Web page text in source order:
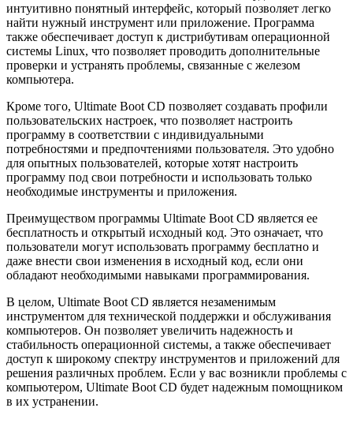
интуитивно понятный интерфейс, который позволяет легко
найти нужный инструмент или приложение. Программа
также обеспечивает доступ к дистрибутивам операционной
системы Linux, что позволяет проводить дополнительные
проверки и устранять проблемы, связанные с железом
компьютера.
Кроме того, Ultimate Boot CD позволяет создавать профили
пользовательских настроек, что позволяет настроить
программу в соответствии с индивидуальными
потребностями и предпочтениями пользователя. Это удобно
для опытных пользователей, которые хотят настроить
программу под свои потребности и использовать только
необходимые инструменты и приложения.
Преимуществом программы Ultimate Boot CD является ее
бесплатность и открытый исходный код. Это означает, что
пользователи могут использовать программу бесплатно и
даже внести свои изменения в исходный код, если они
обладают необходимыми навыками программирования.
В целом, Ultimate Boot CD является незаменимым
инструментом для технической поддержки и обслуживания
компьютеров. Он позволяет увеличить надежность и
стабильность операционной системы, а также обеспечивает
доступ к широкому спектру инструментов и приложений для
решения различных проблем. Если у вас возникли проблемы с
компьютером, Ultimate Boot CD будет надежным помощником
в их устранении.